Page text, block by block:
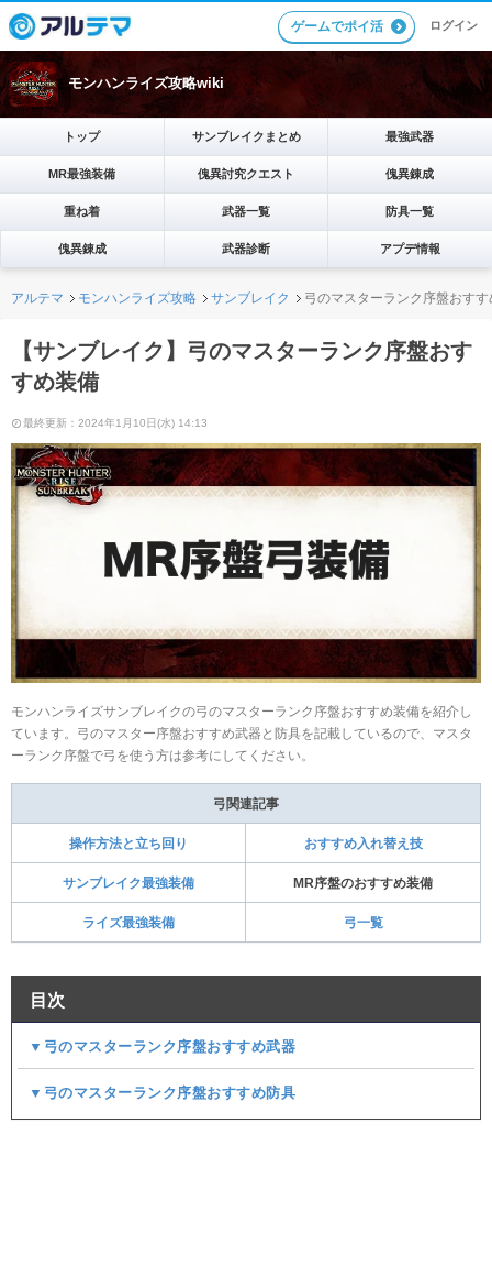
ゲームでポイ活 ログイン
モンハンライズ攻略wiki
トップ サンブレイクまとめ 最強武器
MR最強装備 傀異討究クエスト 傀異錬成
重ね着 武器一覧 防具一覧
傀異錬成 武器診断 アプデ情報
アルテマ モンハンライズ攻略 サンブレイク 弓のマスターランク序盤おすす
【サンブレイク】弓のマスターランク序盤おす
すめ装備
最終更新：2024年1月10日(水) 14:13
モンハンライズサンブレイクの弓のマスターランク序盤おすすめ装備を紹介し
ています。弓のマスター序盤おすすめ武器と防具を記載しているので、マスタ
ーランク序盤で弓を使う方は参考にしてください。
弓関連記事
操作方法と立ち回り おすすめ入れ替え技
サンブレイク最強装備 MR序盤のおすすめ装備
ライズ最強装備 弓一覧
目次
▼弓のマスターランク序盤おすすめ武器
▼弓のマスターランク序盤おすすめ防具